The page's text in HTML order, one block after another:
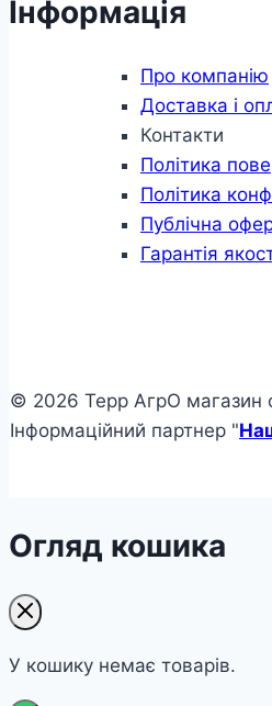
Інформація
Про компанію
Доставка і
Контакти
Політика
Політика
Публічна
Гарантія
© 2026 Терр АгрО магазин
Інформаційний партнер "
Огляд кошика
У кошику немає товарів.